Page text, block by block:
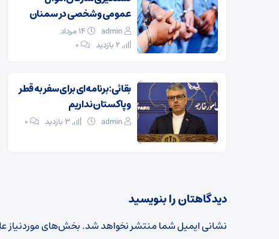
عمومی و شخصی در سمنان
admin
۰
بقائی: برنامه‌ای برای سفر به قطر
و پاکستان نداریم
admin ۰
دیدگاهتان را بنویسید
نشانی ایمیل شما منتشر نخواهد شد.بخش‌های موردنیاز